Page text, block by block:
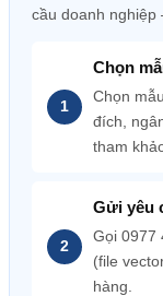
cầu doanh nghiệp
Chọn
Chọn
đích,
tham
Gửi yêu
Gọi 0977
(file
hàng.